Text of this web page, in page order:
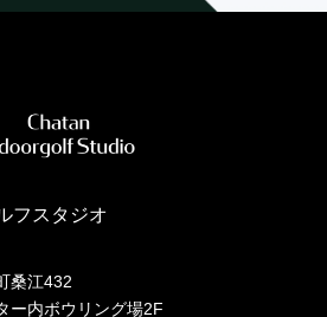
フスタジオ
桑江432
ー内ボウリング場2F